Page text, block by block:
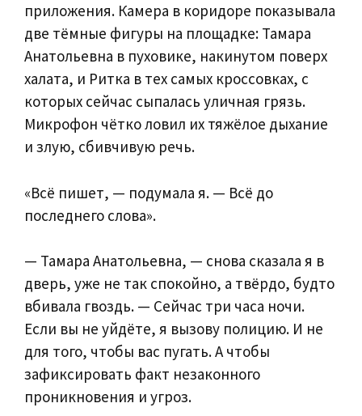
приложения. Камера в коридоре показывала
две тёмные фигуры на площадке: Тамара
Анатольевна в пуховике, накинутом поверх
халата, и Ритка в тех самых кроссовках, с
которых сейчас сыпалась уличная грязь.
Микрофон чётко ловил их тяжёлое дыхание
и злую, сбивчивую речь.
«Всё пишет, — подумала я. — Всё до
последнего слова».
— Тамара Анатольевна, — снова сказала я в
дверь, уже не так спокойно, а твёрдо, будто
вбивала гвоздь. — Сейчас три часа ночи.
Если вы не уйдёте, я вызову полицию. И не
для того, чтобы вас пугать. А чтобы
зафиксировать факт незаконного
проникновения и угроз.